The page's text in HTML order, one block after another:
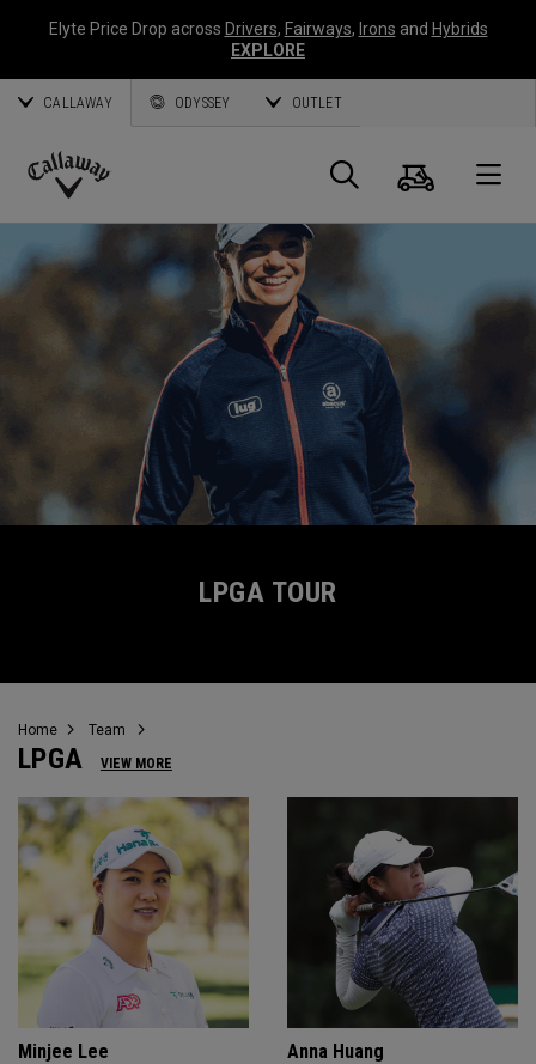
Elyte Price Drop across Drivers, Fairways, Irons and Hybrids
EXPLORE
CALLAWAY ODYSSEY OUTLET
Callaway
Golf
Panier
LPGA TOUR
Home Team
LPGA VIEW MORE
Minjee Lee Anna Huang